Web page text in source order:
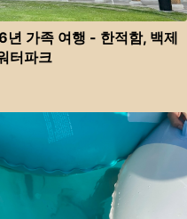
가족 여행 - 한적함, 백제
터파크